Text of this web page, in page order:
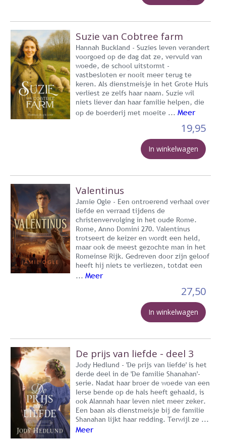
Suzie van Cobtree farm
Hannah Buckland - Suzies leven verandert
voorgoed op de dag dat ze, vervuld van
woede, de school uitstormt -
vastbesloten er nooit meer terug te
keren. Als dienstmeisje in het Grote Huis
verliest ze zelfs haar naam. Suzie wil
niets liever dan haar familie helpen, die
op de boerderij met moeite ... Meer
19,95
In winkelwagen
Valentinus
Jamie Ogle - Een ontroerend verhaal over
liefde en verraad tijdens de
christenvervolging in het oude Rome.
Rome, Anno Domini 270. Valentinus
trotseert de keizer en wordt een held,
maar ook de meest gezochte man in het
Romeinse Rijk. Gedreven door zijn geloof
heeft hij niets te verliezen, totdat een
... Meer
27,50
In winkelwagen
De prijs van liefde - deel 3
Jody Hedlund - 'De prijs van liefde' is het
derde deel in de 'De familie Shanahan'-
serie. Nadat haar broer de woede van een
Ierse bende op de hals heeft gehaald, is
ook Alannah haar leven niet meer zeker.
Een baan als dienstmeisje bij de familie
Shanahan lijkt haar redding. Terwijl ze ...
Meer